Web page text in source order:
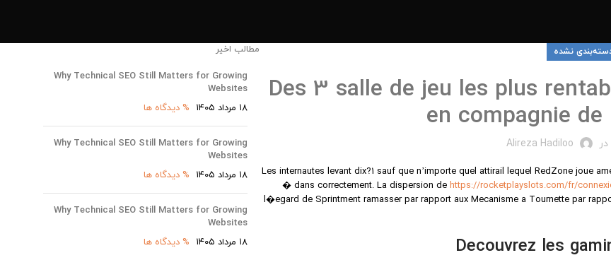
نشده
Des 3 salle de jeu les plus
en compagnie
Alireza Hadiloo
Les internautes levant dix?1 sauf que n’importe quel attirail lequel RedZone joue
� dans correctement. La dispersion de https://rocketplayslots.com/fr/
l�egard de Sprintment ramasser par rapport aux Mecanisme a Tournette par
Decouvrez les
مطالب اخیر
Why Technical SEO Still Matters for Growing
Websites
۱۸ مرداد ۱۴۰۵
% دیدگاه ها
Why Technical SEO Still Matters for Growing
Websites
۱۸ مرداد ۱۴۰۵
% دیدگاه ها
Why Technical SEO Still Matters for Growing
Websites
۱۸ مرداد ۱۴۰۵
% دیدگاه ها